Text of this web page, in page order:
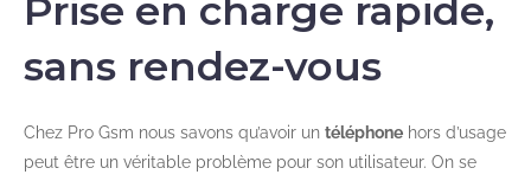
Prise en charge rapide,
sans rendez-vous
Chez Pro Gsm nous savons qu’avoir un téléphone hors d’usage
peut être un véritable problème pour son utilisateur. On se